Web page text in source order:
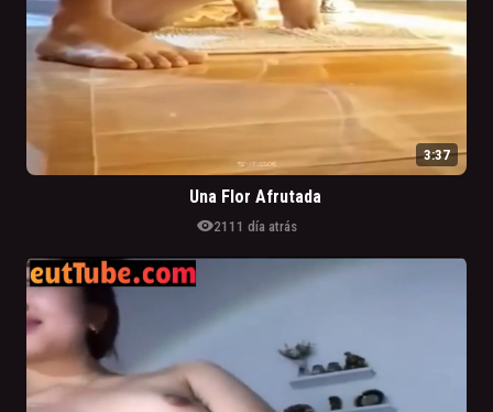
3:37
Una Flor Afrutada
visibility211 1 día atrás